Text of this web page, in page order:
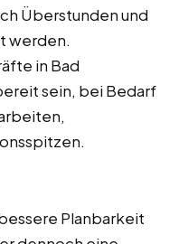
Überstunden und
werden.
in Bad
sein, bei Bedarf
Planbarkeit